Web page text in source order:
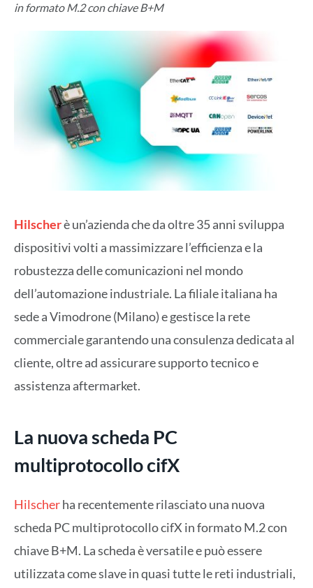
in formato M.2 con chiave B+M
Hilscherè un’azienda che da oltre 35 anni sviluppa
dispositivi volti a massimizzare l’efficienza e la
robustezza delle comunicazioni nel mondo
dell’automazione industriale. La filiale italiana ha
sede a Vimodrone (Milano) e gestisce la rete
commerciale garantendo una consulenza dedicata al
cliente, oltre ad assicurare supporto tecnico e
assistenza aftermarket.
La nuova scheda PC
multiprotocollo cifX
Hilscherha recentemente rilasciato una nuova
scheda PC multiprotocollo cifX in formato M.2 con
chiave B+M. La scheda è versatile e può essere
utilizzata come slave in quasi tutte le reti industriali,